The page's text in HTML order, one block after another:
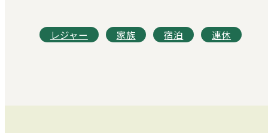
レジャー 家族 宿泊 連休